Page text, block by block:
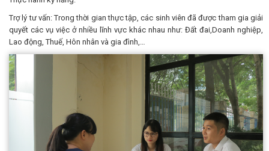
Trợ lý tư vấn: Trong thời gian thực tập, các sinh viên đã được tham gia giải
quyết các vụ việc ở nhiều lĩnh vực khác nhau như: Đất đai,Doanh nghiệp,
Lao động, Thuế, Hôn nhân và gia đình,…